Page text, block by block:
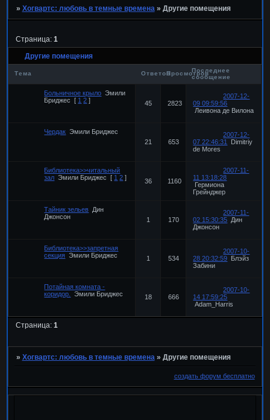
» Хогвартс: любовь в темные времена » Другие помещения
Другие помещения
Страница: 1
Тема ОтветовПросмотровПоследнее
сообщение
Больничное крыло Эмили
Бриджес
[ 1 2 ] 45 2823
2007-12-
09 09:59:56
Леивона де Вилона
Чердак Эмили Бриджес
21
653
2007-12-
07 22:46:31
Dimitriy
de Mores
Библиотека>>читальный
зал Эмили Бриджес [ 1 2 ] 36 1160
2007-11-
11 13:18:28
Гермиона
Грейнджер
Тайник зельев Дин
Джонсон
1 170
2007-11-
02 15:30:35 Дин
Джонсон
Библиотека>>запретная
секция Эмили Бриджес 1 534
2007-10-
28 20:32:59 Блэйз
Забини
Потайная комната -
коридор.
Эмили Бриджес 18 666
2007-10-
14 17:59:25
Adam_Harris
Страница: 1
» Хогвартс: любовь в темные времена » Другие помещения
создать форум бесплатно